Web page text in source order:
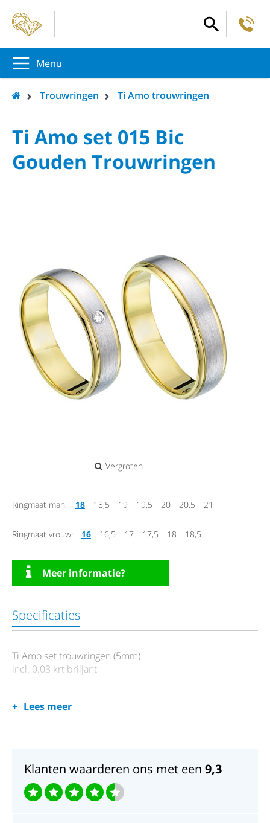
Menu
Trouwringen Ti Amo trouwringen
Ti Amo set 015 Bic
Gouden Trouwringen
Vergroten
Ringmaat man: 18 18,5 19 19,5 20 20,5 21
Ringmaat vrouw: 16 16,5 17 17,5 18 18,5
Meer informatie?
Specificaties
Ti Amo set trouwringen (5mm)
incl. 0.03 krt briljant
Lees meer
Klanten waarderen ons met een 9,3